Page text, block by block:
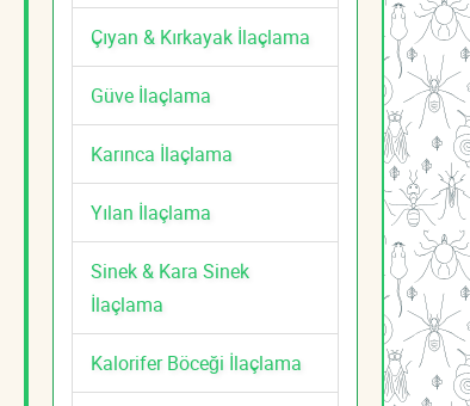
Çıyan & Kırkayak İlaçlama
Güve İlaçlama
Karınca İlaçlama
Yılan İlaçlama
Sinek & Kara Sinek
İlaçlama
Kalorifer Böceği İlaçlama